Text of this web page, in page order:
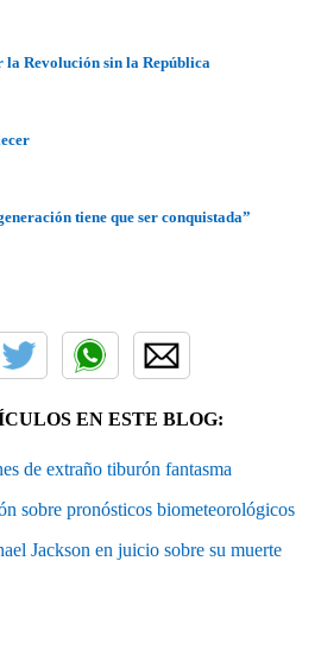
la Revolución sin la República
tiene que ser conquistada”
EN ESTE BLOG:
de extraño tiburón fantasma
sobre pronósticos biometeorológicos
Jackson en juicio sobre su muerte